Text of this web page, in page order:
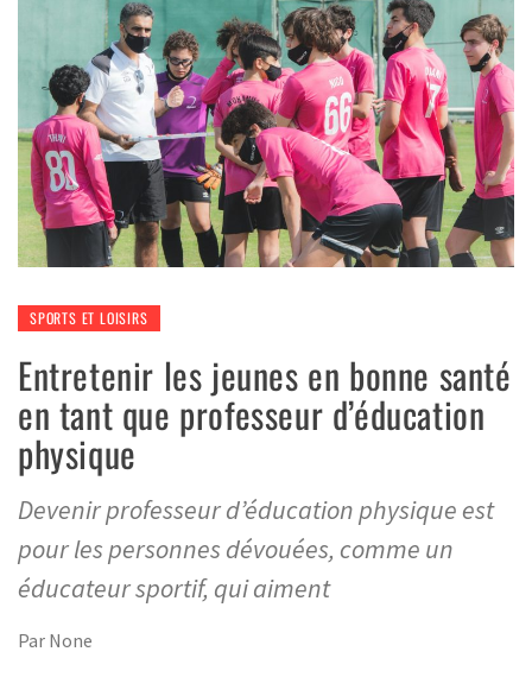
SPORTS ET LOISIRS
Entretenir les jeunes en bonne santé
en tant que professeur d’éducation
physique
Devenir professeur d’éducation physique est
pour les personnes dévouées, comme un
éducateur sportif, qui aiment
Par None